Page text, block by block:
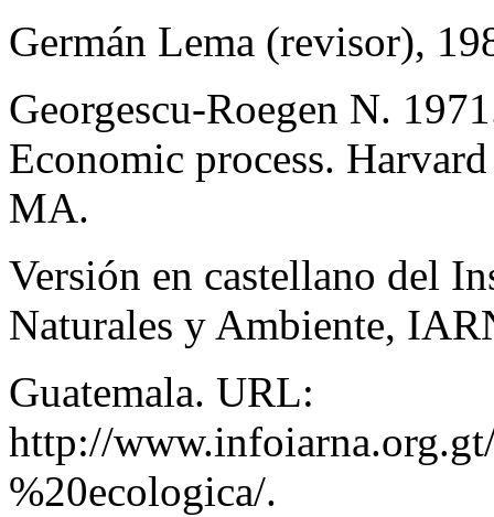
Germán Lema (revisor),
Georgescu-Roegen N.
Economic process.
MA.
Versión en castellano del
Naturales y Ambiente,
Guatemala. URL:
http://
%20ecologica/.